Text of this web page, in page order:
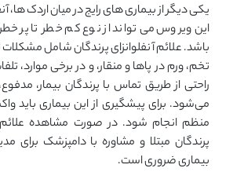
یکی دیگر از بیماری های رایج در میان اردک ها،
این ویروس می تواند از نوع کم خطر تا پر
باشد. علائم آنفلوانزای پرندگان شامل
تخم، ورم در پاها و منقار، و در برخی موارد،
راحتی از طریق تماس با پرندگان بیمار،
می‌شود. برای پیشگیری از این بیماری باید
منظم انجام شود. در صورت مشاهده علائم
پرندگان مبتلا و مشاوره با دامپزشک
بیماری ضروری است.